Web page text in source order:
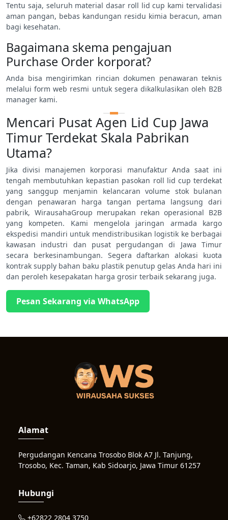
Tentu saja, seluruh material dasar roll lid cup kami tervalidasi
aman pangan, bebas kandungan residu kimia beracun, aman
bagi kesehatan.
Bagaimana skema pengajuan
Purchase Order korporat?
Anda bisa mengirimkan rincian dokumen penawaran teknis
melalui form web resmi untuk segera dikalkulasikan oleh B2B
manager kami.
Mencari Pusat Agen Lid Cup Jawa
Timur Terdekat Skala Pabrikan
Utama?
Jika divisi manajemen korporasi manufaktur Anda saat ini
tengah membutuhkan kepastian pasokan roll lid cup terdekat
yang sanggup menjamin kelancaran volume stok bulanan
dengan penawaran harga tangan pertama langsung dari
pabrik, WirausahaGroup merupakan rekan operasional B2B
yang kompeten. Kami mengelola jaringan armada kargo
ekspedisi mandiri untuk mendistribusikan logistik ke berbagai
kawasan industri dan pusat pergudangan di Jawa Timur
secara berkesinambungan. Segera daftarkan alokasi kuota
kontrak supply bahan baku plastik penutup gelas Anda hari ini
dan peroleh kesepakatan harga grosir terbaik sekarang juga.
Pesan Sekarang via WhatsApp
Alamat
Pergudangan Kencana Trosobo Blok A7 Jl. Tanjung,
Trosobo, Kec. Taman, Kab Sidoarjo, Jawa Timur 61257
Hubungi
+62822 2804 3750